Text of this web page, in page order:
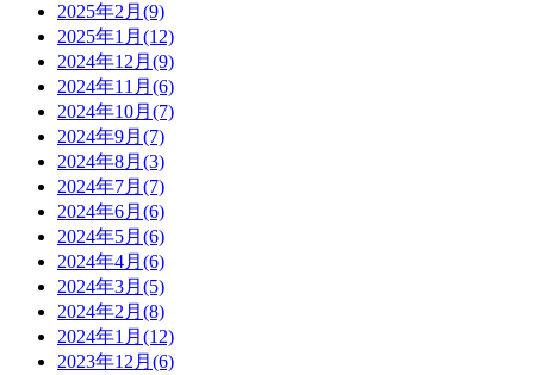
2025年2月(9)
2025年1月(12)
2024年12月(9)
2024年11月(6)
2024年10月(7)
2024年9月(7)
2024年8月(3)
2024年7月(7)
2024年6月(6)
2024年5月(6)
2024年4月(6)
2024年3月(5)
2024年2月(8)
2024年1月(12)
2023年12月(6)